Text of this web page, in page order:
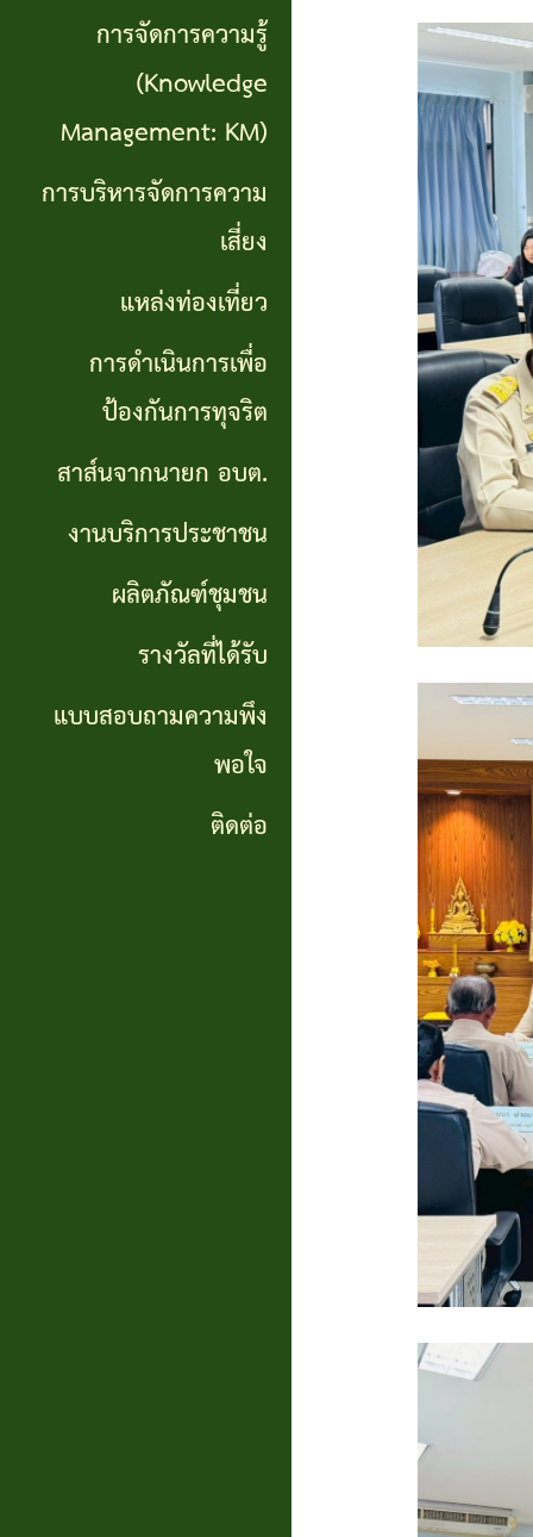
การ
ดำเนิน
การ
เพื่อ
ทุจริต
สาส์น
นายก
อบต.
งาน
บริการ
ประชาชน
ผลิตภัณฑ์
การจัดการความรู้
(Knowledge
Management: KM)
การบริหารจัดการความ
เสี่ยง
แหล่งท่องเที่ยว
การดำเนินการเพื่อ
ป้องกันการทุจริต
สาส์นจากนายก อบต.
งานบริการประชาชน
ผลิตภัณฑ์ชุมชน
รางวัลที่ได้รับ
แบบสอบถามความพึง
พอใจ
ติดต่อ